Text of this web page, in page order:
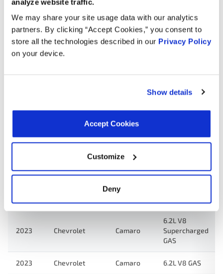
analyze website traffic.
We may share your site usage data with our analytics
partners. By clicking “Accept Cookies,” you consent to
store all the technologies described in our Privacy Policy
on your device.
Show details
Accept Cookies
Customize
Deny
Wechselstuben:
CARTEK MRD108
Machen Sie Modell
CT5
6.2L V8
2023 Chevrolet Camaro
6.2L V8
Supercharged
GAS
2023 Chevrolet Camaro 6.2L V8 GAS